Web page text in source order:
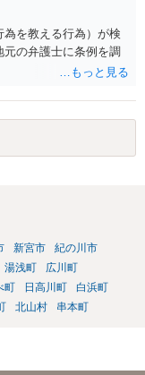
を教える行為）が検
の弁護士に条例を調
新宮市
紀の川市
湯浅町
広川町
町 日高川町
白浜町
北山村 串本町